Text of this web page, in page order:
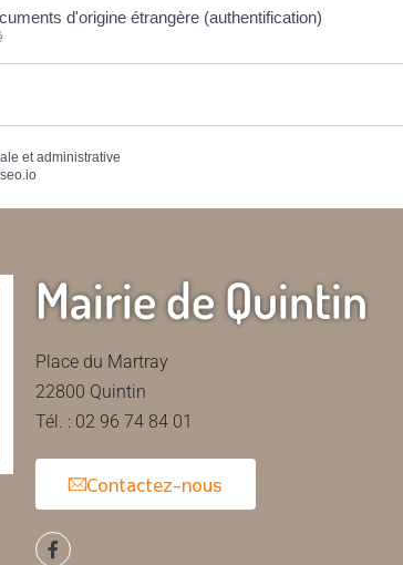
d'origine étrangère (authentification)
et administrative
Mairie de Quintin
Place du Martray
22800 Quintin
Tél. : 02 96 74 84 01
Contactez-nous